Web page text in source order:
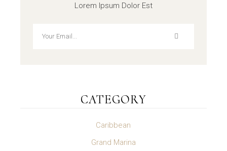
Lorem Ipsum Dolor Est
CATEGORY
Caribbean
Grand Marina